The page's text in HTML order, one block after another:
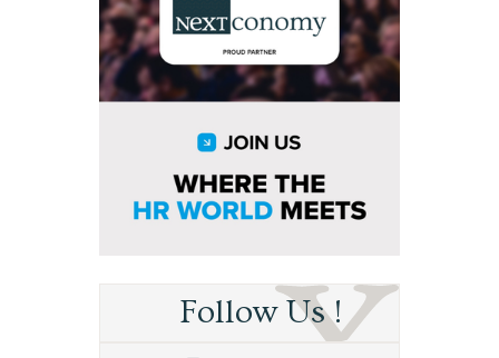
Follow Us !